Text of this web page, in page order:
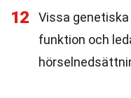
12
Vissa
funktion och